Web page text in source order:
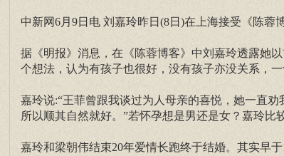
中新网6月9日电 刘嘉玲昨日(8日)在上海接受《陈蓉
据《明报》消息，在《陈蓉博客》中刘嘉玲透露她
个想法，认为有孩子也很好，没有孩子亦没关系，一
嘉玲说:“王菲曾跟我谈过为人母亲的喜悦，她一直
所以顺其自然就好。”若怀孕想是男还是女？嘉玲比
嘉玲和梁朝伟结束20年爱情长跑终于结婚。其实早